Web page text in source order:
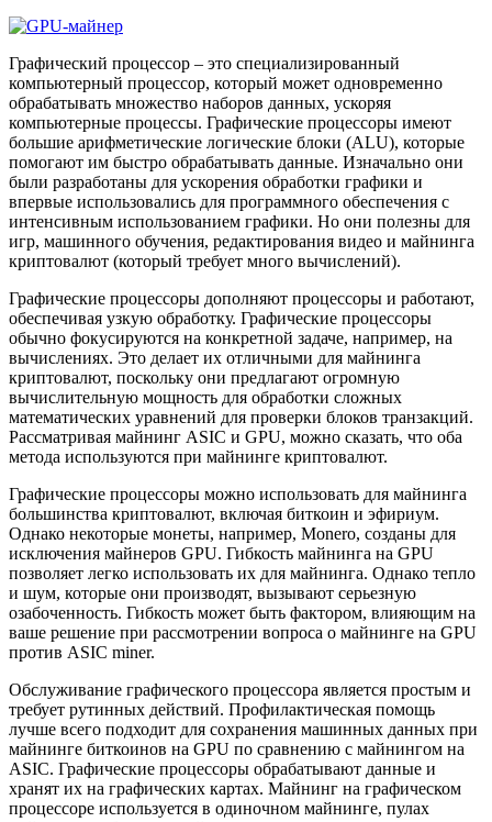
Графический процессор – это специализированный
компьютерный процессор, который может одновременно
обрабатывать множество наборов данных, ускоряя
компьютерные процессы. Графические процессоры имеют
большие арифметические логические блоки (ALU), которые
помогают им быстро обрабатывать данные. Изначально они
были разработаны для ускорения обработки графики и
впервые использовались для программного обеспечения с
интенсивным использованием графики. Но они полезны для
игр, машинного обучения, редактирования видео и майнинга
криптовалют (который требует много вычислений).
Графические процессоры дополняют процессоры и работают,
обеспечивая узкую обработку. Графические процессоры
обычно фокусируются на конкретной задаче, например, на
вычислениях. Это делает их отличными для майнинга
криптовалют, поскольку они предлагают огромную
вычислительную мощность для обработки сложных
математических уравнений для проверки блоков транзакций.
Рассматривая майнинг ASIC и GPU, можно сказать, что оба
метода используются при майнинге криптовалют.
Графические процессоры можно использовать для майнинга
большинства криптовалют, включая биткоин и эфириум.
Однако некоторые монеты, например, Monero, созданы для
исключения майнеров GPU. Гибкость майнинга на GPU
позволяет легко использовать их для майнинга. Однако тепло
и шум, которые они производят, вызывают серьезную
озабоченность. Гибкость может быть фактором, влияющим на
ваше решение при рассмотрении вопроса о майнинге на GPU
против ASIC miner.
Обслуживание графического процессора является простым и
требует рутинных действий. Профилактическая помощь
лучше всего подходит для сохранения машинных данных при
майнинге биткоинов на GPU по сравнению с майнингом на
ASIC. Графические процессоры обрабатывают данные и
хранят их на графических картах. Майнинг на графическом
процессоре используется в одиночном майнинге, пулах